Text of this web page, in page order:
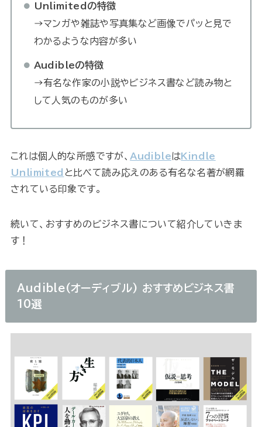
Unlimitedの特徴
→マンガや雑誌や写真集など画像でパッと見で
わかるような内容が多い
Audibleの特徴
→有名な作家の小説やビジネス書など読み物と
して人気のものが多い
これは個人的な所感ですが、 AudibleはKindle
Unlimited と比べて読み応えのある有名な名著が網羅
されている印象です。
続いて、おすすめのビジネス書について紹介していきま
す！
Audible(オーディブル) おすすめビジネス書
10選